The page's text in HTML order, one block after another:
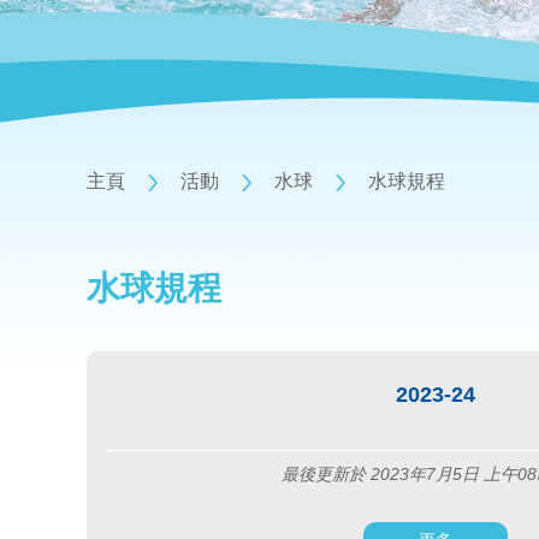
主頁 活動 水球 水球規程
水球規程
2023-24
最後更新於 2023年7月5日 上午